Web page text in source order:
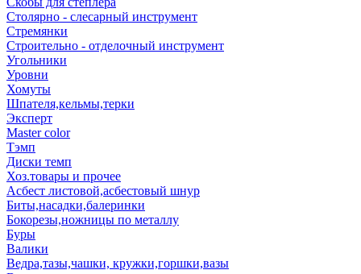
Столярно - слесарный инструмент
Стремянки
Строительно - отделочный инструмент
Угольники
Уровни
Хомуты
Шпателя,кельмы,терки
Эксперт
Master color
Тэмп
Диски темп
Хоз.товары и прочее
Асбест листовой,асбестовый шнур
Биты,насадки,балеринки
Бокорезы,ножницы по металлу
Буры
Валики
Ведра,тазы,чашки, кружки,горшки,вазы